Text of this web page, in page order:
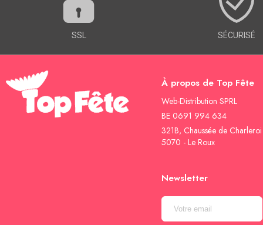
SSL SÉCURISÉ
À propos de Top Fête
Web-Distribution SPRL
BE 0691 994 634
321B, Chaussée de Charleroi
5070 - Le Roux
Newsletter